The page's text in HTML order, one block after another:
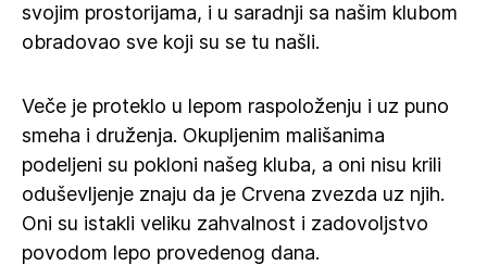
svojim prostorijama, i u saradnji sa našim klubom
obradovao sve koji su se tu našli.
Veče je proteklo u lepom raspoloženju i uz puno
smeha i druženja. Okupljenim mališanima
podeljeni su pokloni našeg kluba, a oni nisu krili
oduševljenje znaju da je Crvena zvezda uz njih.
Oni su istakli veliku zahvalnost i zadovoljstvo
povodom lepo provedenog dana.